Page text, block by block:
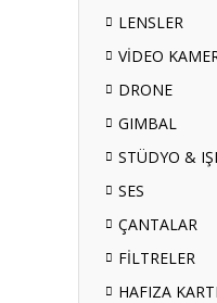
LENSLER
VİDEO
DRONE
GIMBAL
STÜDYO &
SES
ÇANTALAR
FİLTRELER
HAFIZA